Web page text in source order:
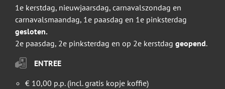
1e kerstdag, nieuwjaarsdag, carnavalszondag en
carnavalsmaandag, 1e paasdag en 1e pinksterdag
gesloten.
2e paasdag, 2e pinksterdag en op 2e kerstdag geopend.
ENTREE
€ 10,00 p.p. (incl. gratis kopje koffie)